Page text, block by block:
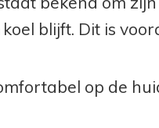
blijft. Dit is
op de